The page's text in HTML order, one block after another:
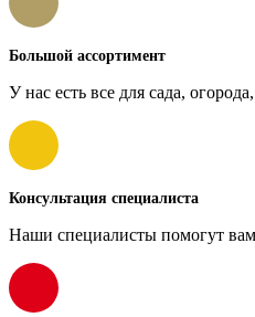
Большой ассортимент
У нас есть все для сада,
Консультация специалиста
Наши специалисты помогут